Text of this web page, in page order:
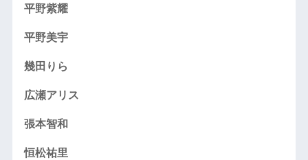
平野紫耀
平野美宇
幾田りら
広瀬アリス
張本智和
恒松祐里